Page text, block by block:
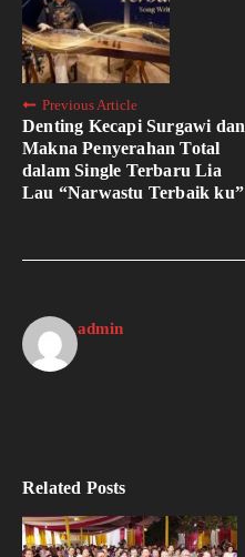
Previous Article
Denting Kecapi Surgawi dan
Makna Penyerahan Total
dalam Single Terbaru Lia
Lau “Narwastu Terbaik ku”
admin
Related Posts